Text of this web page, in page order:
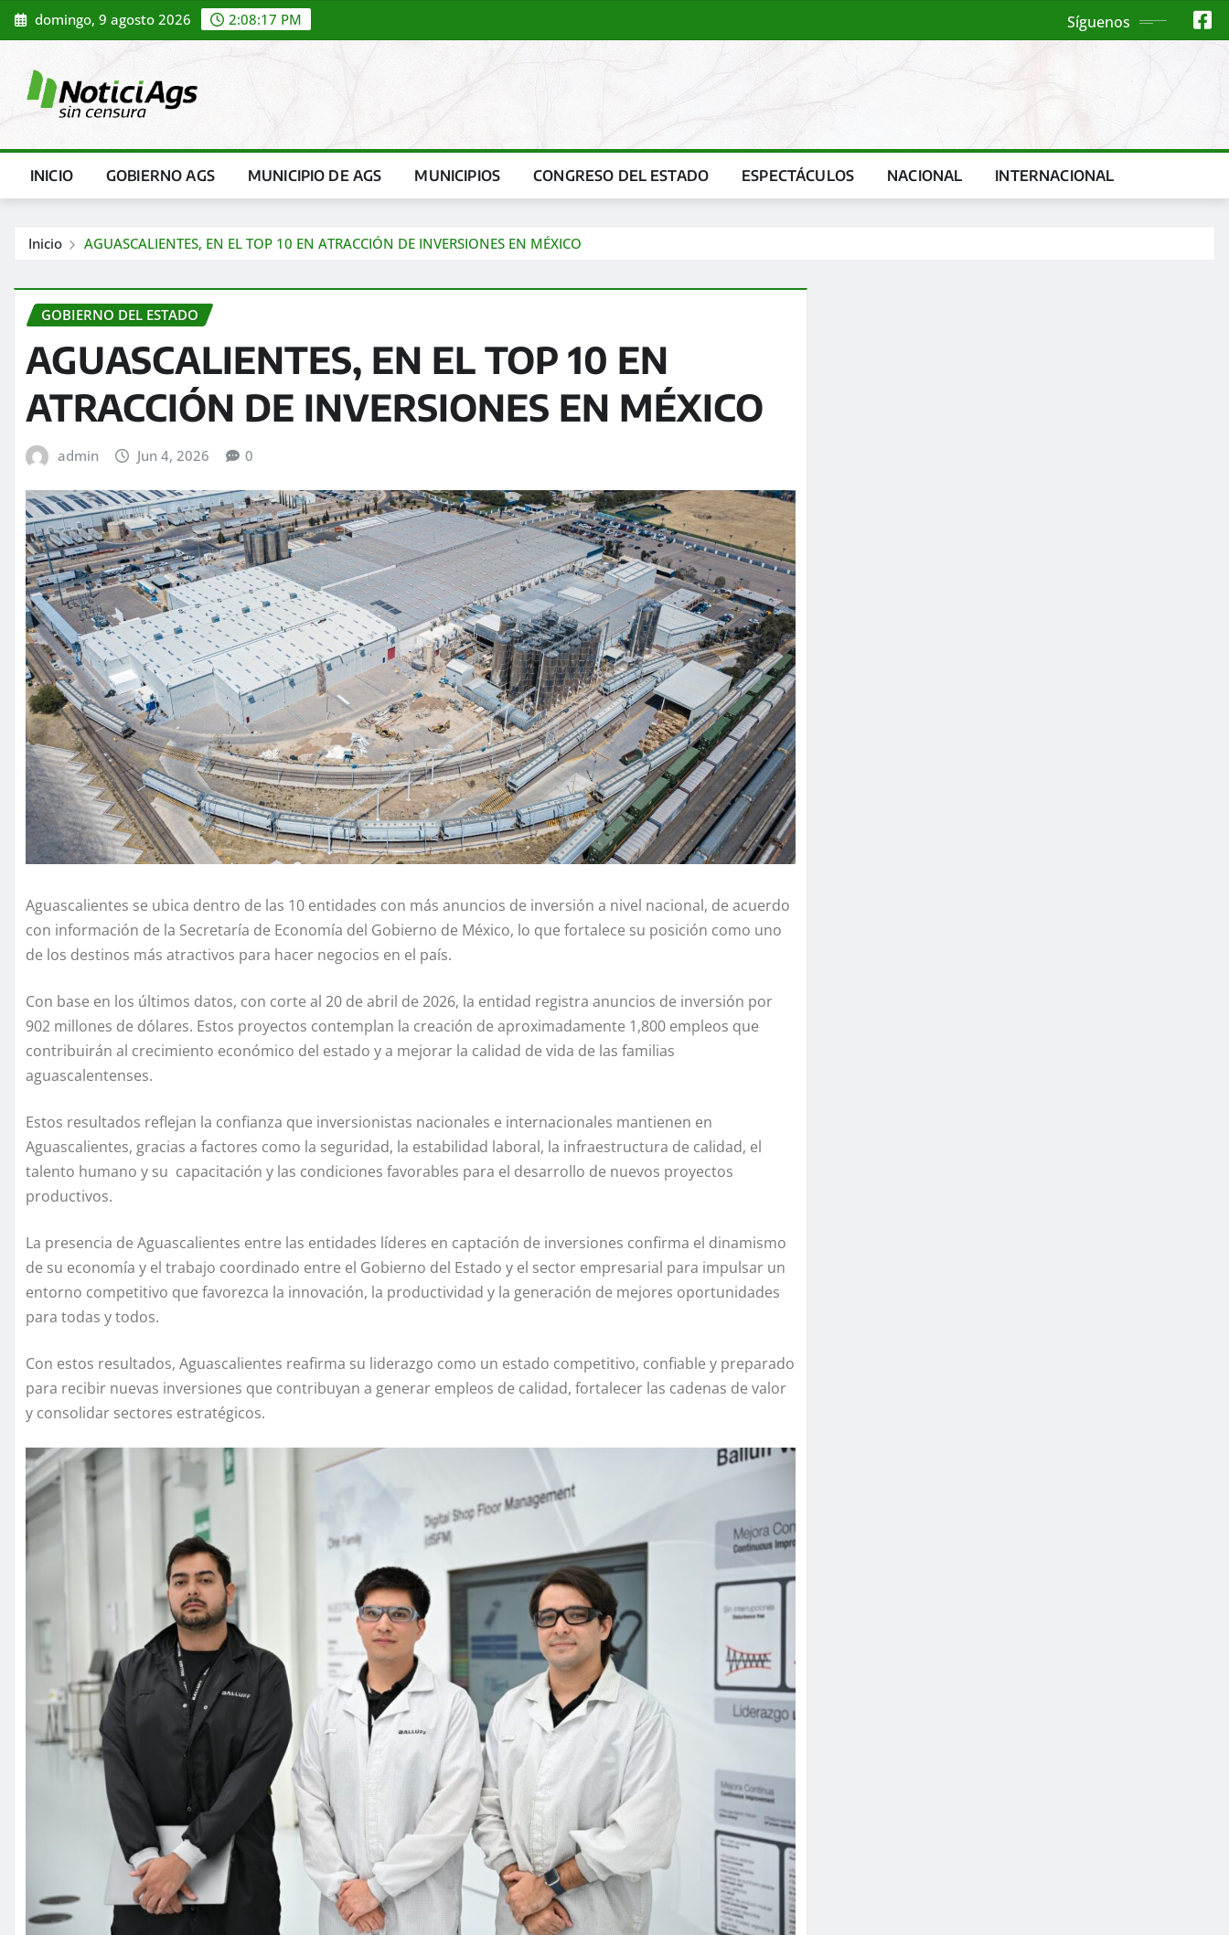
Saltar
al
domingo, 9 agosto 2026 2:08:18 PM Síguenos
INICIO GOBIERNO AGS MUNICIPIO DE AGS MUNICIPIOS CONGRESO DEL ESTADO ESPECTÁCULOS NACIONAL INTERNACIONAL
Inicio AGUASCALIENTES, EN EL TOP 10 EN ATRACCIÓN DE INVERSIONES EN MÉXICO
GOBIERNO DEL ESTADO
AGUASCALIENTES, EN EL TOP 10 EN
ATRACCIÓN DE INVERSIONES EN MÉXICO
admin Jun 4, 2026 0
Aguascalientes se ubica dentro de las 10 entidades con más anuncios de inversión a nivel nacional, de acuerdo
con información de la Secretaría de Economía del Gobierno de México, lo que fortalece su posición como uno
de los destinos más atractivos para hacer negocios en el país.
Con base en los últimos datos, con corte al 20 de abril de 2026, la entidad registra anuncios de inversión por
902 millones de dólares. Estos proyectos contemplan la creación de aproximadamente 1,800 empleos que
contribuirán al crecimiento económico del estado y a mejorar la calidad de vida de las familias
aguascalentenses.
Estos resultados reflejan la confianza que inversionistas nacionales e internacionales mantienen en
Aguascalientes, gracias a factores como la seguridad, la estabilidad laboral, la infraestructura de calidad, el
talento humano y su capacitación y las condiciones favorables para el desarrollo de nuevos proyectos
productivos.
La presencia de Aguascalientes entre las entidades líderes en captación de inversiones confirma el dinamismo
de su economía y el trabajo coordinado entre el Gobierno del Estado y el sector empresarial para impulsar un
entorno competitivo que favorezca la innovación, la productividad y la generación de mejores oportunidades
para todas y todos.
Con estos resultados, Aguascalientes reafirma su liderazgo como un estado competitivo, confiable y preparado
para recibir nuevas inversiones que contribuyan a generar empleos de calidad, fortalecer las cadenas de valor
y consolidar sectores estratégicos.